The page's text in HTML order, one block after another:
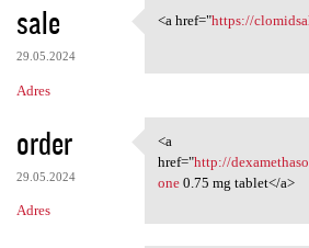
sale
29.05.2024
Adres
<a href="https://
<a href="https://
order
29.05.2024
Adres
<a href="http:/
<a
href="http://
one0.75 mg tablet</a>